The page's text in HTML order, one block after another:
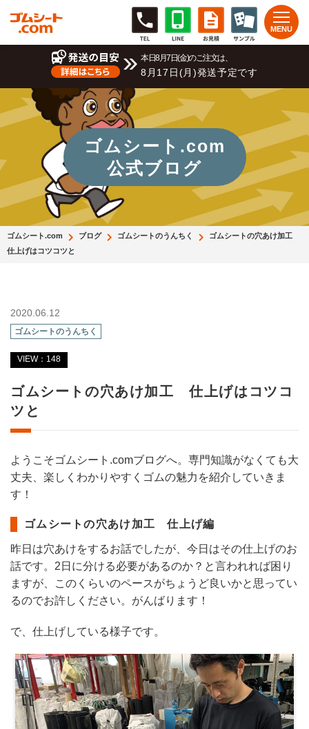
本日8月7日(金)のご注文は、
8月17日(月)発送予定です
ゴムシート.com
公式ブログ
ゴムシート.com ブログ ゴムシートのうんちく
ゴムシートの穴あけ加工
仕上げはコツコツと
2020.06.12
ゴムシートのうんちく
VIEW：148
ゴムシートの穴あけ加工 仕上げはコツコ
ツと
ようこそゴムシート.comブログへ。専門知識がなくても大
丈夫、楽しくわかりやすくゴムの魅力を紹介していきま
す！
ゴムシートの穴あけ加工 仕上げ編
昨日は穴あけをするお話でしたが、今日はその仕上げのお
話です。2日に分ける必要があるのか？と言われれば困り
ますが、このくらいのペースがちょうど良いかと思ってい
るのでお許しください。がんばります！
で、仕上げしている様子です。